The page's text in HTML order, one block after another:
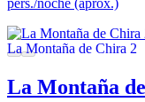
pers./noche (aprox.)
La Montaña